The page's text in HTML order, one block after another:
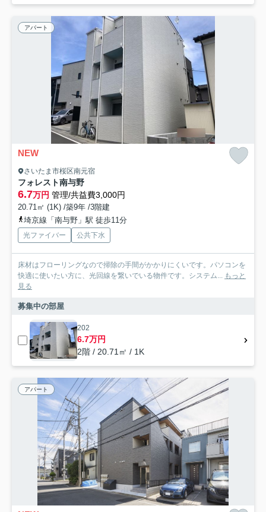
アパート
NEW
さいたま市桜区南元宿
フォレスト南与野
6.7万円 管理/共益費3,000円
20.71㎡ (1K) /築9年 /3階建
埼京線「南与野」駅 徒歩11分
光ファイバー 公共下水
床材はフローリングなので掃除の手間がかかりにくいです。パソコンを
快適に使いたい方に、光回線を繋いでいる物件です。システム... もっと
見る
募集中の部屋
202
6.7万円
2階 / 20.71㎡ / 1K
アパート